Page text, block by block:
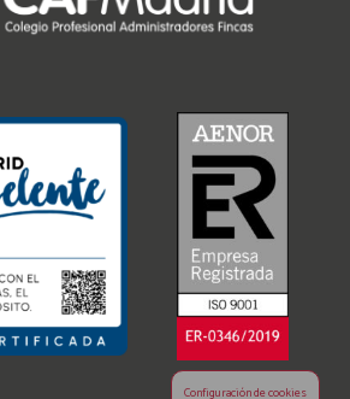
Configuración de cookies